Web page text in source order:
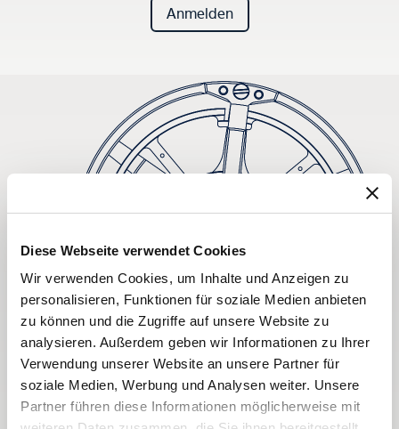
Diese Webseite verwendet Cookies
Wir verwenden Cookies, um Inhalte und Anzeigen zu
personalisieren, Funktionen für soziale Medien anbieten
zu können und die Zugriffe auf unsere Website zu
analysieren. Außerdem geben wir Informationen zu Ihrer
Verwendung unserer Website an unsere Partner für
soziale Medien, Werbung und Analysen weiter. Unsere
Partner führen diese Informationen möglicherweise mit
Anmelden